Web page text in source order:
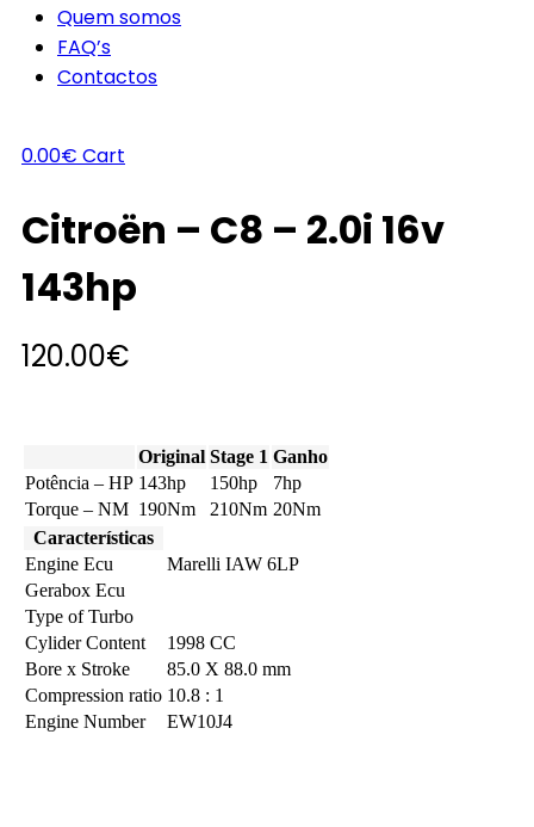
Quem somos
FAQ’s
Contactos
0.00€ Cart
Citroën – C8 – 2.0i 16v
143hp
120.00€
Original Stage 1 Ganho
Potência – HP 143hp 150hp
7hp
Torque – NM 190Nm 210Nm 20Nm
Características
Engine Ecu
Marelli IAW 6LP
Gerabox Ecu
Type of Turbo
Cylider Content
1998 CC
Bore x Stroke
85.0 X 88.0 mm
Compression ratio 10.8 : 1
Engine Number
EW10J4